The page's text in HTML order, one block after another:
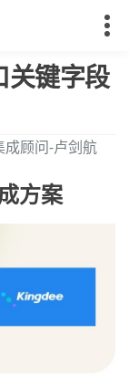
关键字段
成顾问-卢剑航
方案